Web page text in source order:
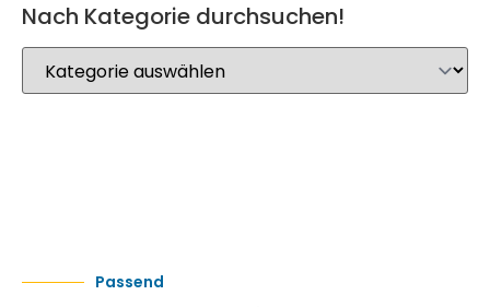
Nach Kategorie durchsuchen!
Passend